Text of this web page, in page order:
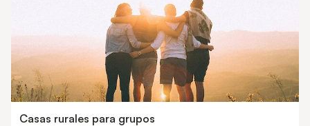
Casas rurales para grupos